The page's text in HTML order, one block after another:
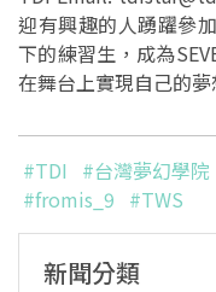
迎有興趣的人踴躍參
下的練習生，成為
在舞台上實現自己的夢
#TDI #台灣夢幻學院
#fromis_9 #TWS
新聞分類